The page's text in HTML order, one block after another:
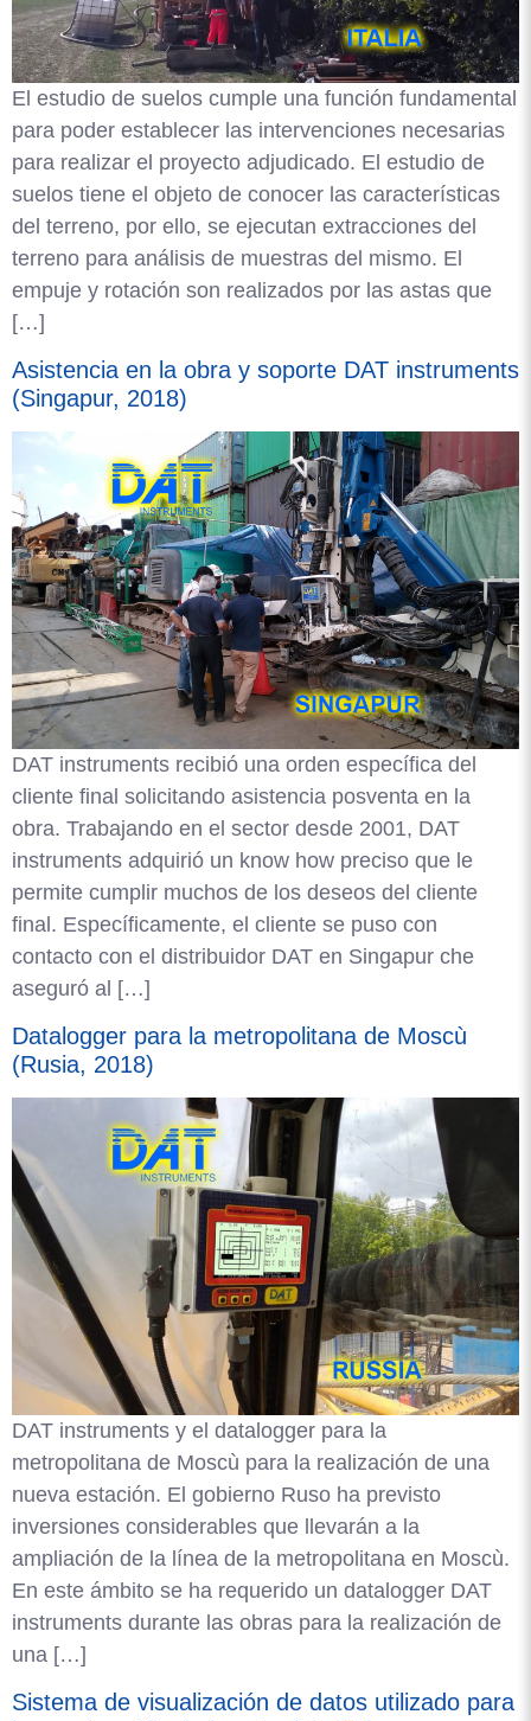
El estudio de suelos cumple una función fundamental
para poder establecer las intervenciones necesarias
para realizar el proyecto adjudicado. El estudio de
suelos tiene el objeto de conocer las características
del terreno, por ello, se ejecutan extracciones del
terreno para análisis de muestras del mismo. El
empuje y rotación son realizados por las astas que
[…]
Asistencia en la obra y soporte DAT instruments
(Singapur, 2018)
DAT instruments recibió una orden específica del
cliente final solicitando asistencia posventa en la
obra. Trabajando en el sector desde 2001, DAT
instruments adquirió un know how preciso que le
permite cumplir muchos de los deseos del cliente
final. Específicamente, el cliente se puso con
contacto con el distribuidor DAT en Singapur che
aseguró al […]
Datalogger para la metropolitana de Moscù
(Rusia, 2018)
DAT instruments y el datalogger para la
metropolitana de Moscù para la realización de una
nueva estación. El gobierno Ruso ha previsto
inversiones considerables que llevarán a la
ampliación de la línea de la metropolitana en Moscù.
En este ámbito se ha requerido un datalogger DAT
instruments durante las obras para la realización de
una […]
Sistema de visualización de datos utilizado para